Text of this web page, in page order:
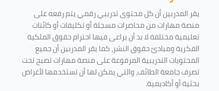
يقر المدربين أن كل محتوى تدريبي رقمي يتم رفعه على
منصة مهارات من محاضرات مسجلة أو تكليفات أو كائنات
تعليمية مختلفة لا بد أن يراعى فيها احترام حقوق الملكية
الفكرية ومبادئ حقوق النشر، كما يقر المدربين أن جميع
المحتويات التدريبية المرفوعة على منصة مهارات تصبح تحت
تصرف جامعة الطائف، والتي يمكن لها أن تستخدمها لأغراض
بحثية أو أكاديمية.